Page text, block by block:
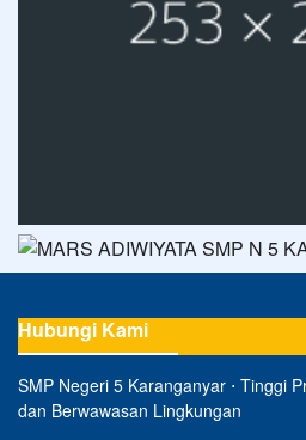
Hubungi Kami
SMP Negeri 5 Karanganyar ⋅ Tinggi
dan Berwawasan Lingkungan